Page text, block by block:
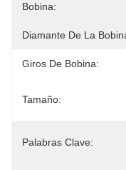
Bobina:
Diamante De La
Giros De Bobina:
Tamaño:
Palabras Clave: